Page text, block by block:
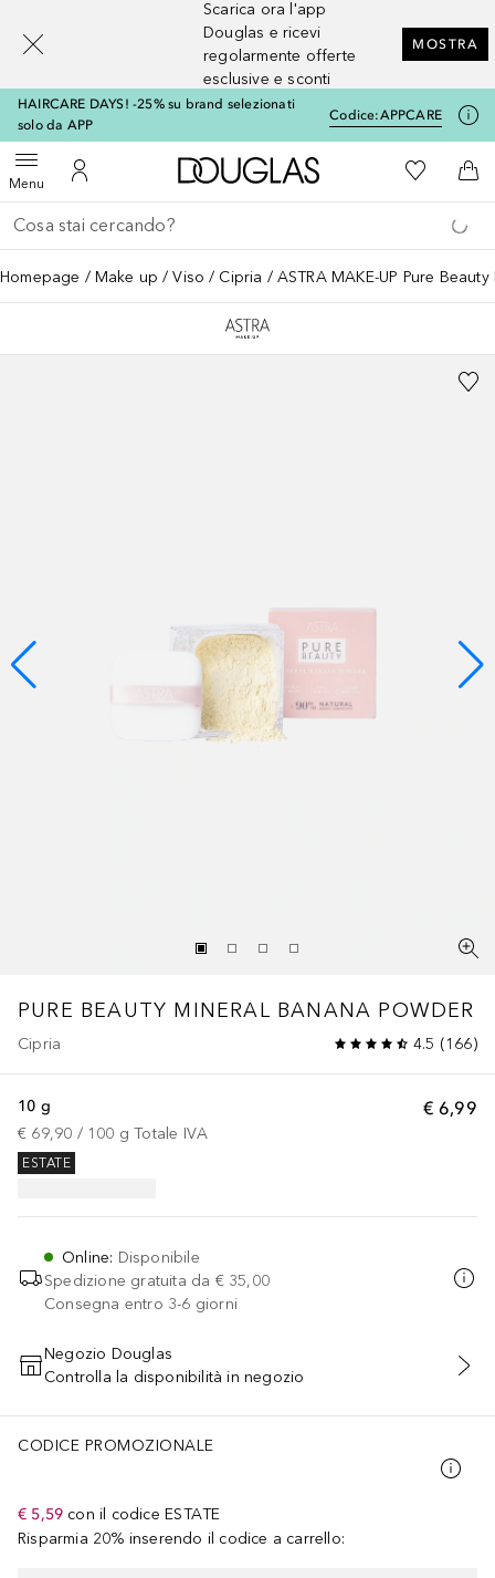
Scarica ora l'app
Douglas e ricevi
regolarmente offerte
esclusive e sconti
MOSTRA
HAIRCARE DAYS! -25% su brand selezionati
solo da APP
Codice:APPCARE
MenuApri menuAl Mio Account
A Douglas HomeAlla Mia
Al
Torna indietro
Esegui ricerca
Homepage Make up Viso Cipria ASTRA MAKE-UP Pure
PURE BEAUTY MINERAL BANANA POWDER
Cipria 4.5 (166)
€ 6,99
10 g
€ 69,90 / 100 g Totale IVA
ESTATE
Online: Disponibile
Spedizione gratuita da € 35,00
Consegna entro 3-6 giorni
AGGIUNGI AL CARRELLO
Negozio Douglas
Controlla la disponibilità in negozio
CODICE PROMOZIONALE
€ 5,59 con il codice ESTATE
Risparmia 20% inserendo il codice a carrello:
[navigation.slideout.screenreader]